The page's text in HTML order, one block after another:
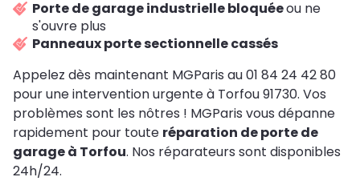
Porte de garage industrielle bloquéeou ne
s'ouvre plus
Panneaux porte sectionnelle cassés
Appelez dès maintenant MGParis au 01 84 24 42 80
pour une intervention urgente à Torfou 91730. Vos
problèmes sont les nôtres ! MGParis vous dépanne
rapidement pour toute réparation de porte de
garage à Torfou. Nos réparateurs sont disponibles
24h/24.